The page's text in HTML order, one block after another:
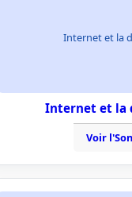
Internet et la
Internet et la
Voir